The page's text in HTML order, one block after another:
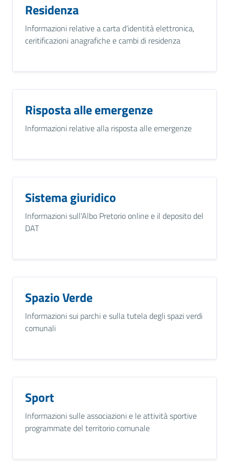
Residenza
Informazioni relative a carta d'identità elettronica,
ceritificazioni anagrafiche e cambi di residenza
Risposta alle emergenze
Informazioni relative alla risposta alle emergenze
Sistema giuridico
Informazioni sull'Albo Pretorio online e il deposito del
DAT
Spazio Verde
Informazioni sui parchi e sulla tutela degli spazi verdi
comunali
Sport
Informazioni sulle associazioni e le attività sportive
programmate del territorio comunale